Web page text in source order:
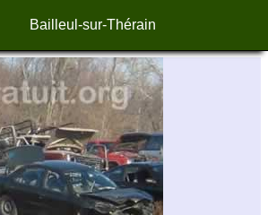
Bailleul-sur-Thérain